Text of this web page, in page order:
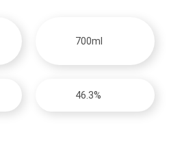
700ml
46.3%